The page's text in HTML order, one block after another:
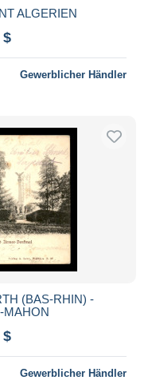
ALGERIEN
$
Gewerblicher Händler
(BAS-RHIN) -
MAHON
$
Gewerblicher Händler